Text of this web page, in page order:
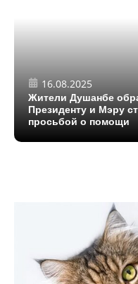
16.08.2025
Жители Душанбе
Президенту и Мэру
просьбой о помощи